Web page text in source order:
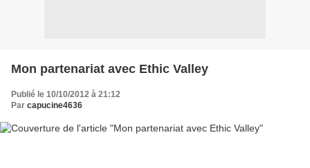
Mon partenariat avec Ethic Valley
Publié le 10/10/2012 à 21:12
Par capucine4636